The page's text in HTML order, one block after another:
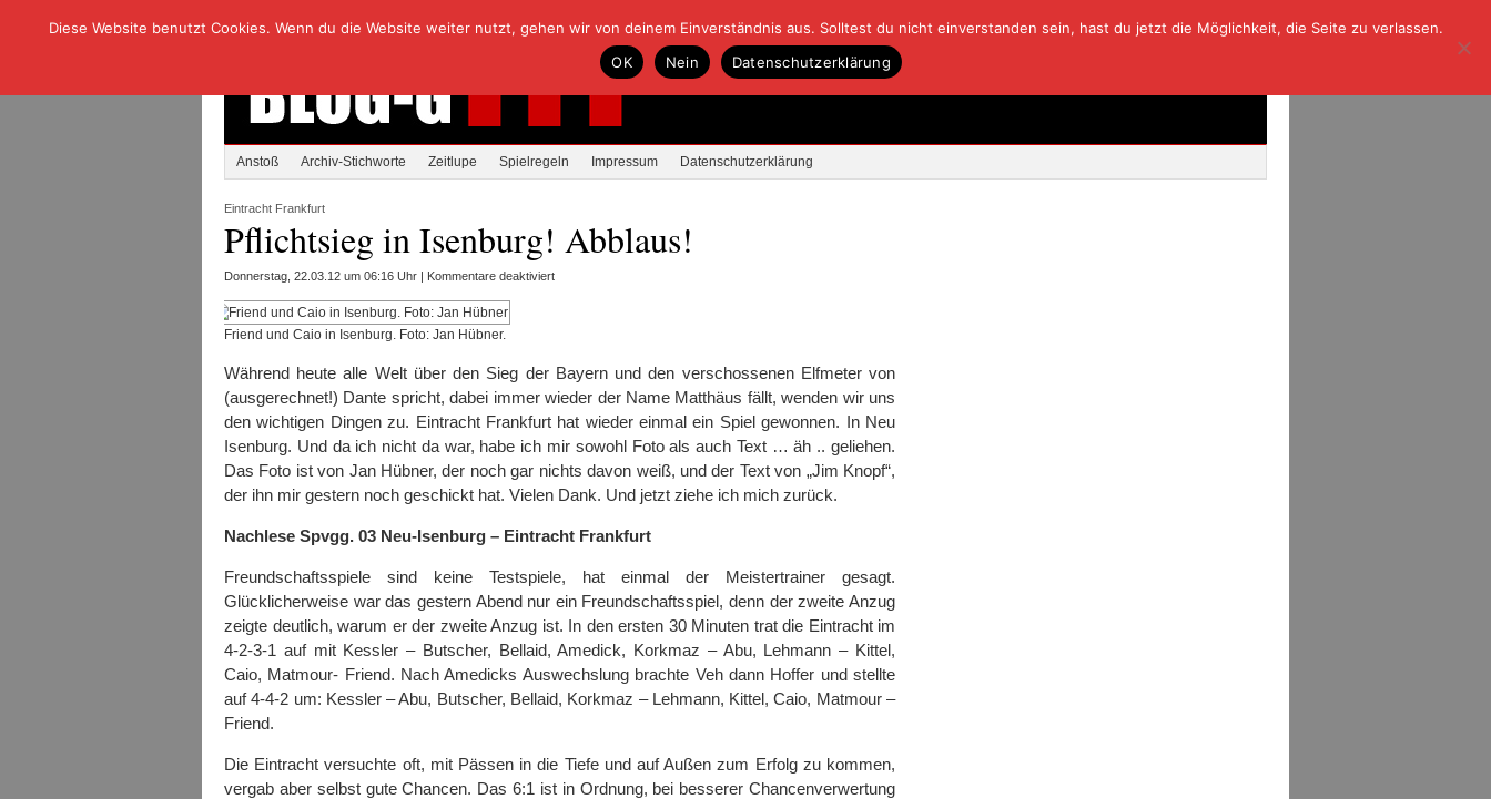
Anstoß Archiv-Stichworte Zeitlupe Spielregeln Impressum Datenschutzerklärung
Eintracht Frankfurt
Pflichtsieg in Isenburg! Abblaus!
Donnerstag, 22.03.12 um 06:16 Uhr | Kommentare deaktiviertfür
Friend und Caio in Isenburg. Foto: Jan Hübner.
Während heute alle Welt über den Sieg der Bayern und den verschossenen Elfmeter von
(ausgerechnet!) Dante spricht, dabei immer wieder der Name Matthäus fällt, wenden wir uns
den wichtigen Dingen zu. Eintracht Frankfurt hat wieder einmal ein Spiel gewonnen. In Neu
Isenburg. Und da ich nicht da war, habe ich mir sowohl Foto als auch Text … äh .. geliehen.
Das Foto ist von Jan Hübner, der noch gar nichts davon weiß, und der Text von „Jim Knopf“,
der ihn mir gestern noch geschickt hat. Vielen Dank. Und jetzt ziehe ich mich zurück.
Nachlese Spvgg. 03 Neu-Isenburg – Eintracht Frankfurt
Freundschaftsspiele sind keine Testspiele, hat einmal der Meistertrainer gesagt.
Glücklicherweise war das gestern Abend nur ein Freundschaftsspiel, denn der zweite Anzug
zeigte deutlich, warum er der zweite Anzug ist. In den ersten 30 Minuten trat die Eintracht im
4-2-3-1 auf mit Kessler – Butscher, Bellaid, Amedick, Korkmaz – Abu, Lehmann – Kittel,
Caio, Matmour- Friend. Nach Amedicks Auswechslung brachte Veh dann Hoffer und stellte
auf 4-4-2 um: Kessler – Abu, Butscher, Bellaid, Korkmaz – Lehmann, Kittel, Caio, Matmour –
Friend.
Die Eintracht versuchte oft, mit Pässen in die Tiefe und auf Außen zum Erfolg zu kommen,
vergab aber selbst gute Chancen. Das 6:1 ist in Ordnung, bei besserer Chancenverwertung
Diese Website benutzt Cookies. Wenn du die Website weiter nutzt, gehen wir von deinem Einverständnis aus. Solltest du nicht einverstanden sein, hast du jetzt die Möglichkeit, die Seite zu verlassen.
OK
Nein Datenschutzerklärung